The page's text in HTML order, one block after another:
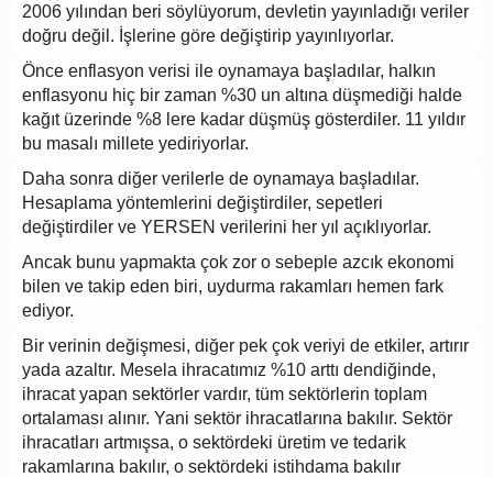
2006 yılından beri söylüyorum, devletin yayınladığı veriler
doğru değil. İşlerine göre değiştirip yayınlıyorlar.
Önce enflasyon verisi ile oynamaya başladılar, halkın
enflasyonu hiç bir zaman %30 un altına düşmediği halde
kağıt üzerinde %8 lere kadar düşmüş gösterdiler. 11 yıldır
bu masalı millete yediriyorlar.
Daha sonra diğer verilerle de oynamaya başladılar.
Hesaplama yöntemlerini değiştirdiler, sepetleri
değiştirdiler ve YERSEN verilerini her yıl açıklıyorlar.
Ancak bunu yapmakta çok zor o sebeple azcık ekonomi
bilen ve takip eden biri, uydurma rakamları hemen fark
ediyor.
Bir verinin değişmesi, diğer pek çok veriyi de etkiler, artırır
yada azaltır. Mesela ihracatımız %10 arttı dendiğinde,
ihracat yapan sektörler vardır, tüm sektörlerin toplam
ortalaması alınır. Yani sektör ihracatlarına bakılır. Sektör
ihracatları artmışsa, o sektördeki üretim ve tedarik
rakamlarına bakılır, o sektördeki istihdama bakılır